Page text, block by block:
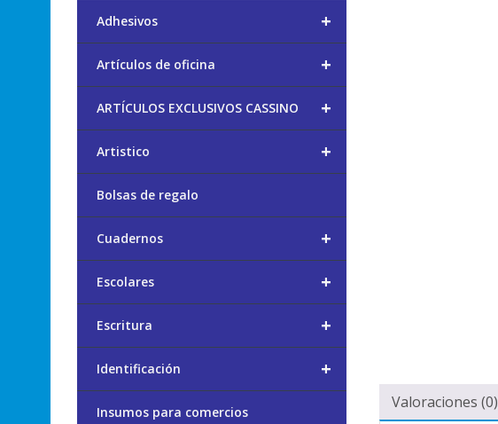
Valoraciones (0)
+
Adhesivos
+
Artículos de oficina
+
ARTÍCULOS EXCLUSIVOS CASSINO
+
Artistico
Bolsas de regalo
+
Cuadernos
+
Escolares
+
Escritura
+
Identificación
Insumos para comercios